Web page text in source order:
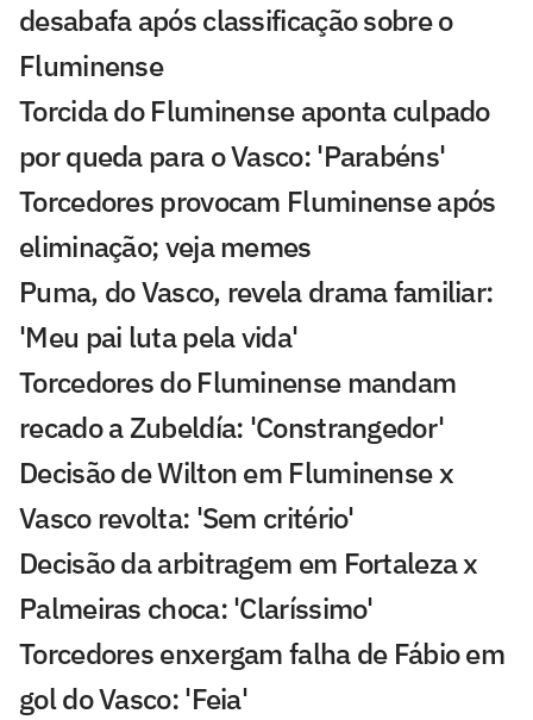
desabafa após classificação sobre o
Fluminense
Torcida do Fluminense aponta culpado
por queda para o Vasco: 'Parabéns'
Torcedores provocam Fluminense após
eliminação; veja memes
Puma, do Vasco, revela drama familiar:
'Meu pai luta pela vida'
Torcedores do Fluminense mandam
recado a Zubeldía: 'Constrangedor'
Decisão de Wilton em Fluminense x
Vasco revolta: 'Sem critério'
Decisão da arbitragem em Fortaleza x
Palmeiras choca: 'Claríssimo'
Torcedores enxergam falha de Fábio em
gol do Vasco: 'Feia'